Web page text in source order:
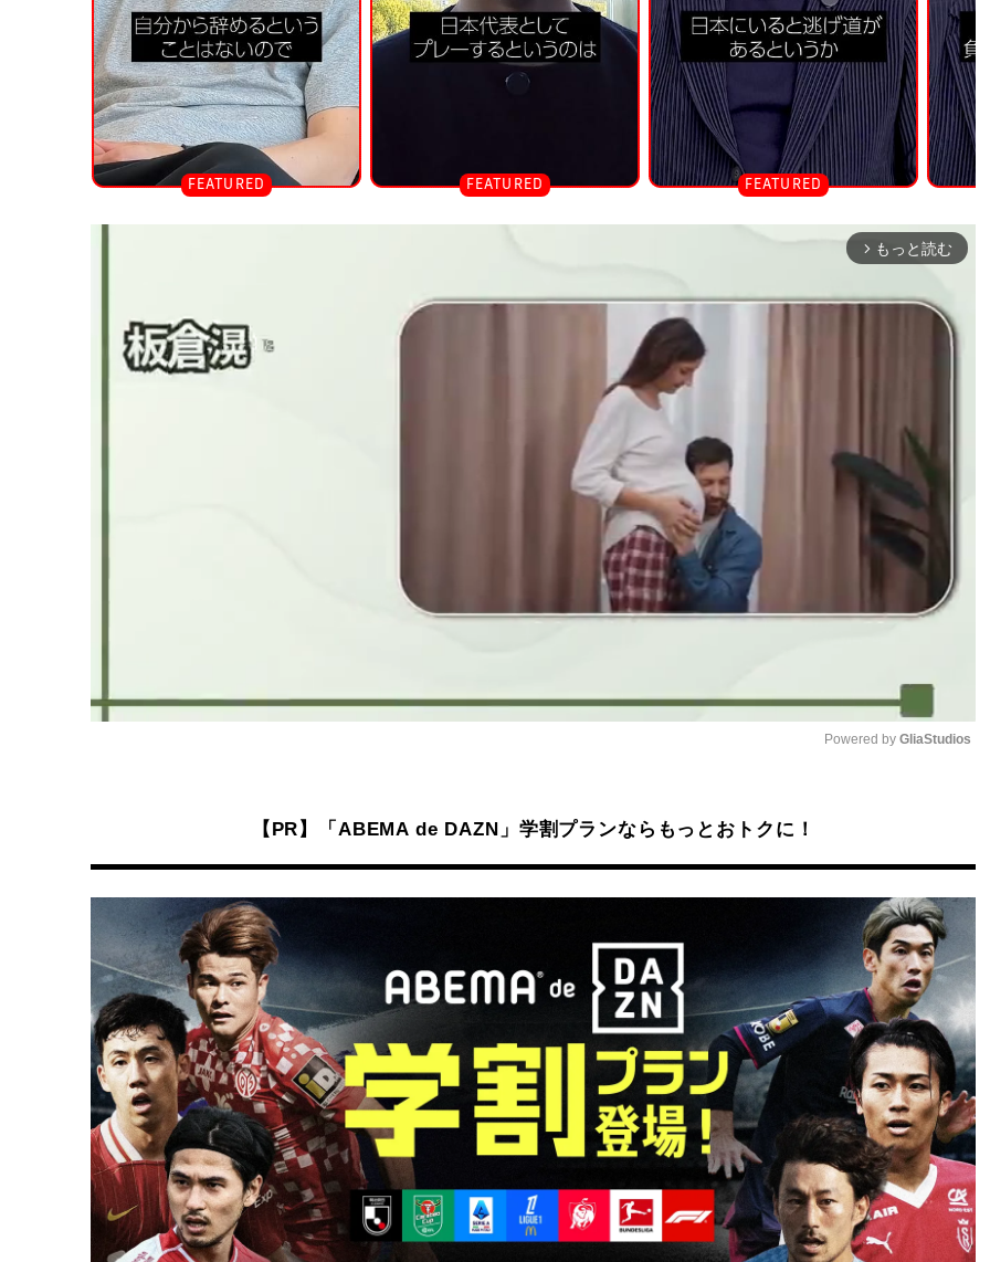
arrow_forward_ios もっと読む
Powered by GliaStudios
【PR】「ABEMA de DAZN」学割プランならもっとおトクに！